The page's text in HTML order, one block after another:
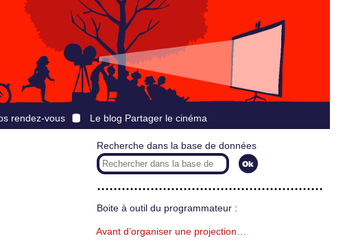
rendez-vous Le blog Partager le cinéma
Recherche dans la base de données
Boite à outil du programmateur :
Avant d’organiser une projection…